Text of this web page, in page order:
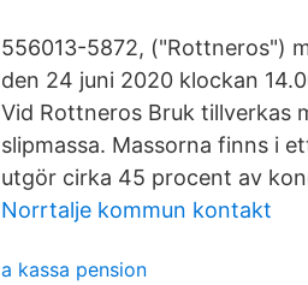
556013-5872, ("Rottneros")
den 24 juni 2020 klockan
Vid Rottneros Bruk tillverkas
slipmassa. Massorna finns i
utgör cirka 45 procent av
Norrtalje kommun kontakt
a kassa pension